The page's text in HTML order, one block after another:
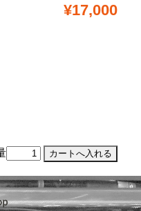
¥17,000
ページTOP